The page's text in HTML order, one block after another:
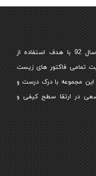
مجتمع تجاری تفریحی اکومال، در سال 92 با هدف استفاده از
تمامی فاکتور های زیست
مجموعه با درک درست و
در ارتقا سطح کیفی و